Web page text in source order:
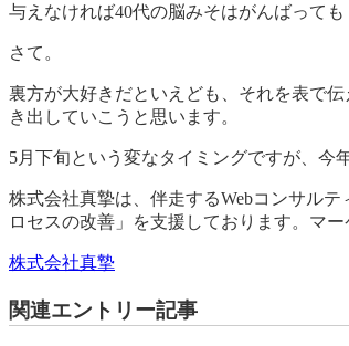
与えなければ40代の脳みそはがんばって
さて。
裏方が大好きだといえども、それを表で
き出していこうと思います。
5月下旬という変なタイミングですが、今
株式会社真摯は、伴走するWebコンサル
ロセスの改善」を支援しております。マ
株式会社真摯
関連エントリー記事